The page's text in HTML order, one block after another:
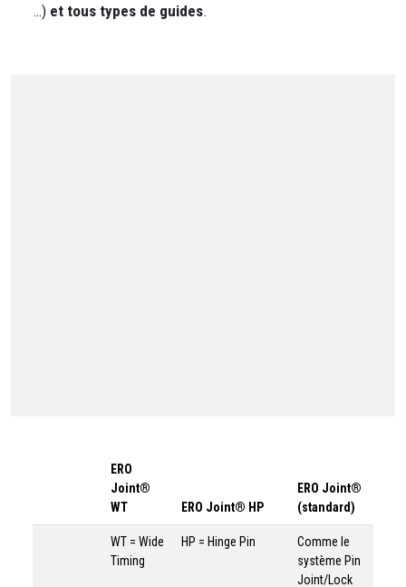
…) et tous types de guides.
ERO
Joint®
WT
ERO Joint® HP
ERO Joint®
(standard)
WT = Wide
Timing
HP = Hinge Pin
Comme le
système Pin
Joint/Lock